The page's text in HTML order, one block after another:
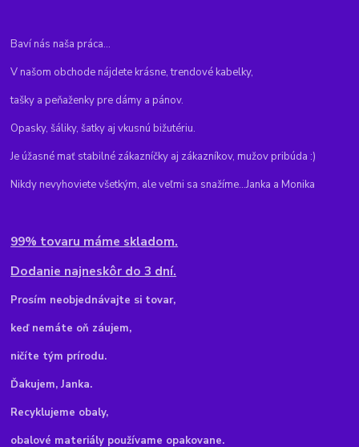
Baví nás naša práca...
V našom obchode nájdete krásne, trendové kabelky,
tašky a peňaženky pre dámy a pánov.
Opasky, šáliky, šatky aj vkusnú bižutériu.
Je úžasné mať stabilné zákazníčky aj zákazníkov, mužov pribúda :)
Nikdy nevyhoviete všetkým, ale veľmi sa snažíme...Janka a Monika
99% tovaru máme skladom.
Dodanie najneskôr do 3 dní.
Prosím neobjednávajte si tovar,
keď nemáte oň záujem,
ničíte tým prírodu.
Ďakujem, Janka.
Recyklujeme obaly,
obalové materiály používame opakovane.